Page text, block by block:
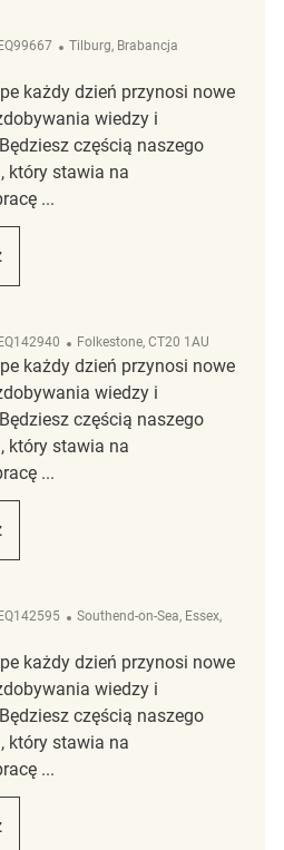
Lokalizacja
Tilburg, Brabancja
każdy dzień przynosi nowe
wiedzy i
częścią naszego
który stawia na
...
Lokalizacja
Folkestone, CT20 1AU
każdy dzień przynosi nowe
wiedzy i
częścią naszego
który stawia na
...
Lokalizacja
Southend-on-Sea, Essex,
każdy dzień przynosi nowe
wiedzy i
częścią naszego
który stawia na
...